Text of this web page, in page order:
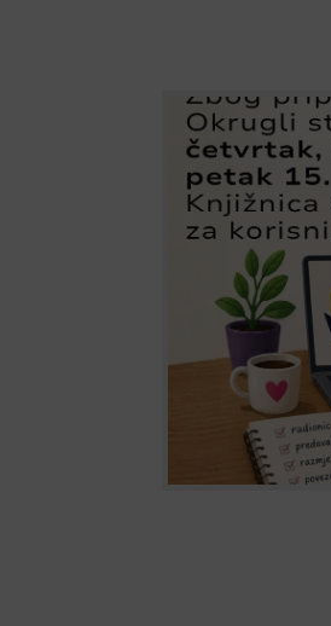
IZMJENA
Zbog priprema za
knjižnica neće